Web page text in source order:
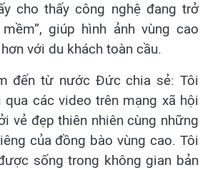
cho thấy công nghệ đang trở
giúp hình ảnh vùng cao
với du khách toàn cầu.
đến từ nước Đức chia sẻ: Tôi
qua các video trên mạng xã hội
vẻ đẹp thiên nhiên cùng những
của đồng bào vùng cao. Tôi
sống trong không gian bản